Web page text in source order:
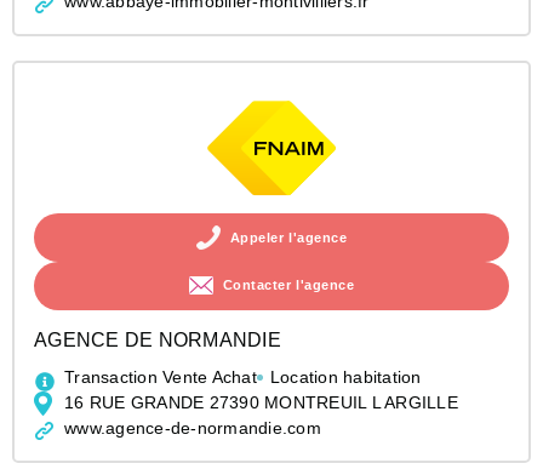
Appeler l'agence
Contacter l'agence
AGENCE DE NORMANDIE
Transaction Vente Achat
Location habitation
16 RUE GRANDE 27390 MONTREUIL L ARGILLE
www.agence-de-normandie.com